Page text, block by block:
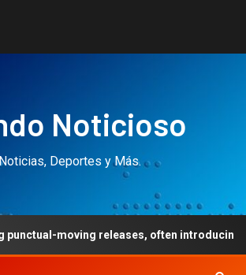
Noticioso
Deportes y Más.
releases, often introducing multiple